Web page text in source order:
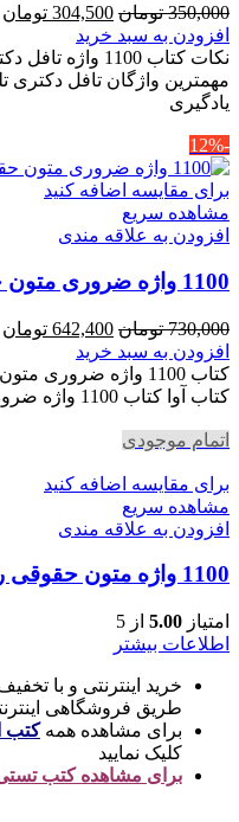
350,000 تومان قیمت
اصلی
350,000 تومان
بود.
304,500 تومان
افزودن به سبد خرید
نکات کتاب 1100
مهمترین واژگان تافل
یادگیری
-12%
برای مقایسه اضافه کنید
مشاهده سریع
افزودن به علاقه مندی
1100 واژه ضروری متون حقوقی -رمضانی
730,000 تومان قیمت
اصلی
730,000 تومان
بود.
642,400 تومان
افزودن به سبد خرید
کتاب 1100 واژه
کتاب آوا کتاب 1100 واژه ضروری متون حقوقی و مترادف
اتمام موجودی
برای مقایسه اضافه کنید
مشاهده سریع
افزودن به علاقه مندی
1100 واژه متون حقوقی رمضانی – حقوق یار
امتیاز 5.00 از 5
اطلاعات بیشتر
خرید اینترنتی و با
طریق فروشگاهی
برای مشاهده همهکتب
کلیک نمایید
برای مشاهده کتب